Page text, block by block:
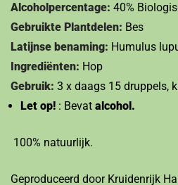
Alcoholpercentage: 40%
Gebruikte Plantdelen: Bes
Latijnse benaming: Humulus
Ingrediënten: Hop
Gebruik: 3 x daags 15 druppels,
Let op! : Bevat alcohol.
100% natuurlijk.
Geproduceerd door Kruidenrijk